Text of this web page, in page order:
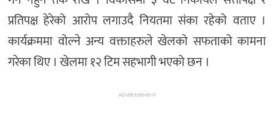
प्रतिपक्ष हेरेको आरोप लगाउदै नियतमा संका रहेको वताए ।
कार्यक्रममा वोल्ने अन्य वक्ताहरुले खेलको सफताको कामना
गरेका थिए । खेलमा १२ टिम सहभागी भएको छन ।
ADVERTISEMENT